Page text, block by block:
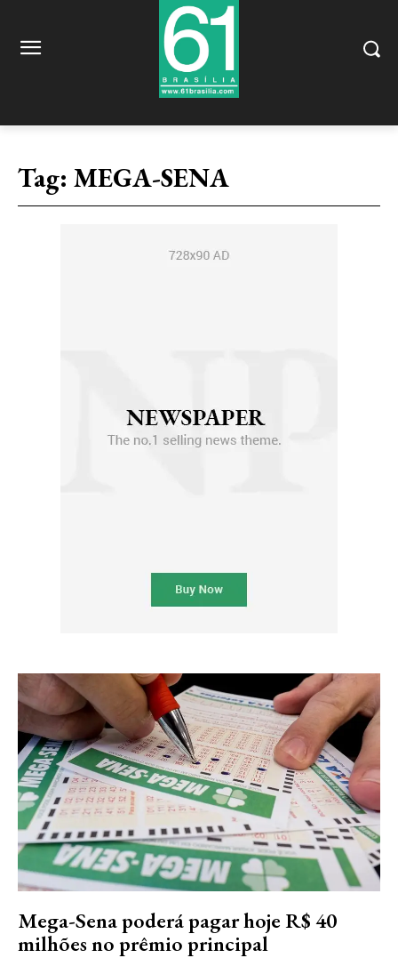
Tag: MEGA-SENA
Mega-Sena poderá pagar hoje R$ 40
milhões no prêmio principal